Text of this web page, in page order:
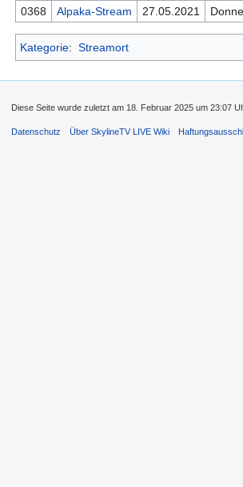
0368
Alpaka-Stream 27.05.2021
Kategorie: Streamort
Diese Seite wurde zuletzt am 18. Februar 2025 um 23:07
Datenschutz Über SkylineTV LIVE Wiki